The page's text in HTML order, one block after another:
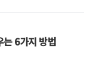
는 6가지 방법